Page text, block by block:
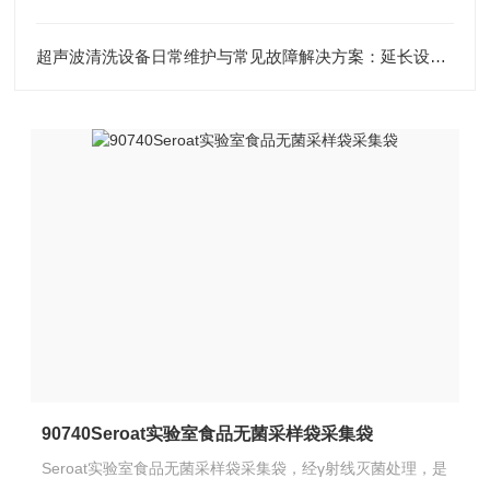
超声波清洗设备日常维护与常见故障解决方案：延长设备寿命的关键技巧
90740Seroat实验室食品无菌采样袋采集袋
Seroat实验室食品无菌采样袋采集袋，经γ射线灭菌处理，是